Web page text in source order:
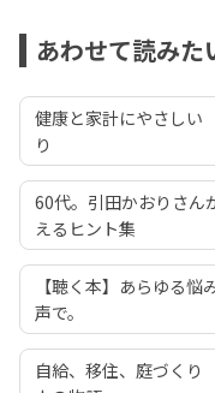
あわせて読みた
健康と家計にやさしい
り
60代。引田かおりさん
えるヒント集
【聴く本】あらゆる
声で。
自給、移住、庭づく